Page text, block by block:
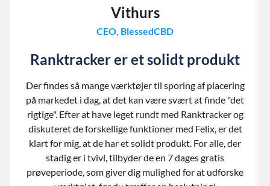
Vithurs
CEO, BlessedCBD
Ranktracker er et solidt produkt
Der findes så mange værktøjer til sporing af placering
på markedet i dag, at det kan være svært at finde "det
rigtige". Efter at have leget rundt med Ranktracker og
diskuteret de forskellige funktioner med Felix, er det
klart for mig, at de har et solidt produkt. For alle, der
stadig er i tvivl, tilbyder de en 7 dages gratis
prøveperiode, som giver dig mulighed for at udforske